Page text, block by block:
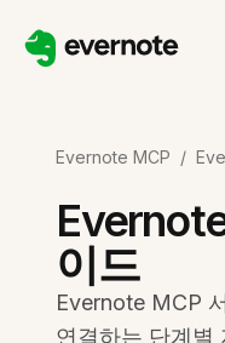
Evernote MCP /
이드
Evernote MCP
연결하는 단계별